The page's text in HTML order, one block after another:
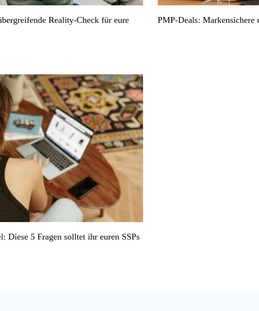
Reality-Check für eure
PMP-Deals:
Diese 5 Fragen solltet ihr euren SSPs